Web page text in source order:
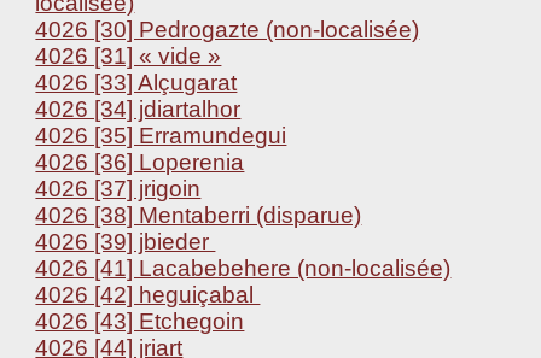
4026 [30] Pedrogazte (non-localisée)
4026 [31] « vide »
4026 [33] Alçugarat
4026 [34] jdiartalhor
4026 [35] Erramundegui
4026 [36] Loperenia
4026 [37] jrigoin
4026 [38] Mentaberri (disparue)
4026 [39] jbieder
4026 [41] Lacabebehere (non-localisée)
4026 [42] heguiçabal
4026 [43] Etchegoin
4026 [44] jriart